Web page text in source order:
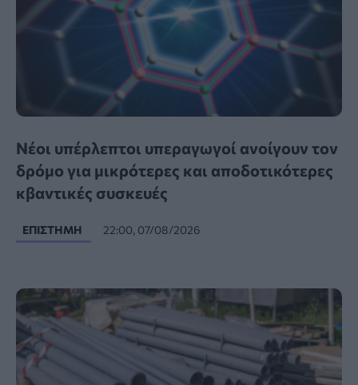
Νέοι υπέρλεπτοι υπεραγωγοί ανοίγουν τον
δρόμο για μικρότερες και αποδοτικότερες
κβαντικές συσκευές
ΕΠΙΣΤΉΜΗ 22:00, 07/08/2026